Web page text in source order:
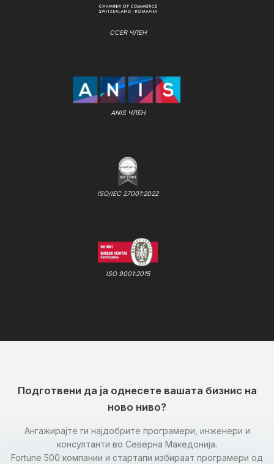
CCER ЧЛЕН
ANIS ЧЛЕН
ISO/IEC 27001:2022
ISO 9001:2015
Подготвени да ја однесете вашата бизнис на
ново ниво?
Ангажирајте ги најдобрите програмери, инженери и
консултанти во Северна Македонија.
Fortune 500 компании и стартапи избираат програмери од